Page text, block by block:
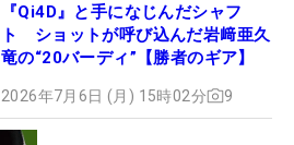
『Qi4D』と手になじんだシャフ
ト ショットが呼び込んだ岩﨑亜久
竜の“20バーディ”【勝者のギア】
2026年7月6日 (月) 15時02分 9